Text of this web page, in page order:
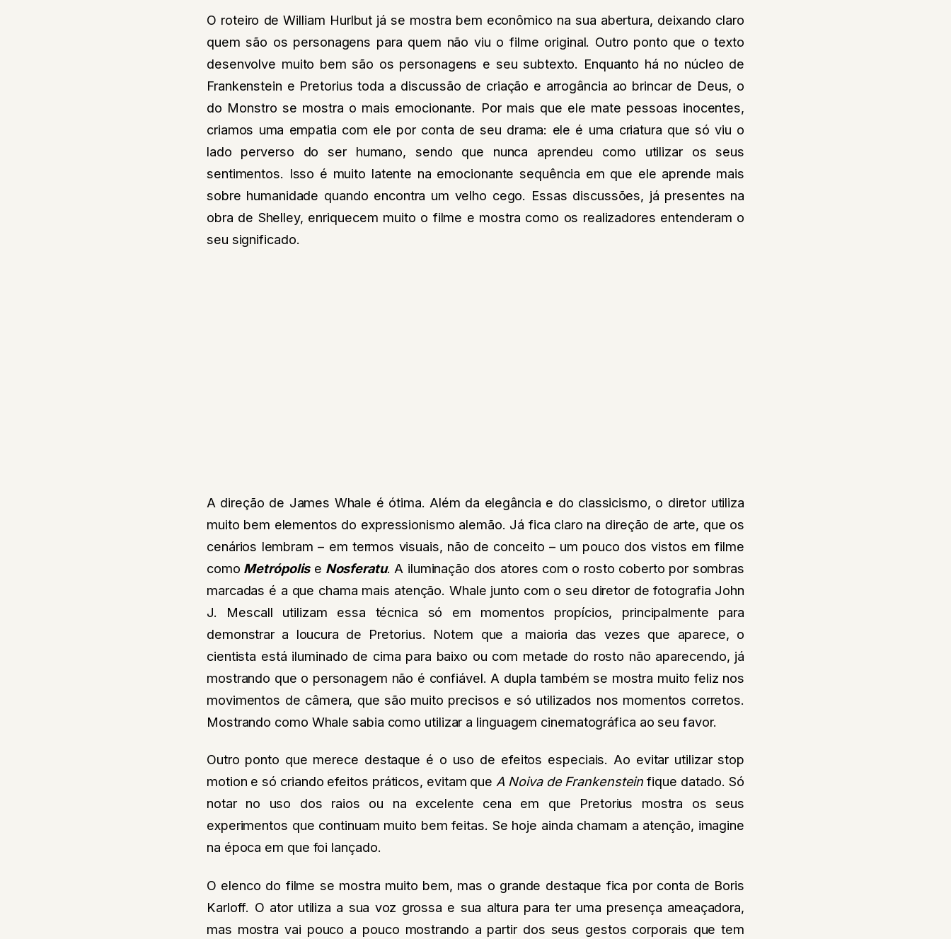
O roteiro de William Hurlbut já se mostra bem econômico na sua abertura, deixando claro
quem são os personagens para quem não viu o filme original. Outro ponto que o texto
desenvolve muito bem são os personagens e seu subtexto. Enquanto há no núcleo de
Frankenstein e Pretorius toda a discussão de criação e arrogância ao brincar de Deus, o
do Monstro se mostra o mais emocionante. Por mais que ele mate pessoas inocentes,
criamos uma empatia com ele por conta de seu drama: ele é uma criatura que só viu o
lado perverso do ser humano, sendo que nunca aprendeu como utilizar os seus
sentimentos. Isso é muito latente na emocionante sequência em que ele aprende mais
sobre humanidade quando encontra um velho cego. Essas discussões, já presentes na
obra de Shelley, enriquecem muito o filme e mostra como os realizadores entenderam o
seu significado.
A direção de James Whale é ótima. Além da elegância e do classicismo, o diretor utiliza
muito bem elementos do expressionismo alemão. Já fica claro na direção de arte, que os
cenários lembram – em termos visuais, não de conceito – um pouco dos vistos em filme
como Metrópolise Nosferatu. A iluminação dos atores com o rosto coberto por sombras
marcadas é a que chama mais atenção. Whale junto com o seu diretor de fotografia John
J. Mescall utilizam essa técnica só em momentos propícios, principalmente para
demonstrar a loucura de Pretorius. Notem que a maioria das vezes que aparece, o
cientista está iluminado de cima para baixo ou com metade do rosto não aparecendo, já
mostrando que o personagem não é confiável. A dupla também se mostra muito feliz nos
movimentos de câmera, que são muito precisos e só utilizados nos momentos corretos.
Mostrando como Whale sabia como utilizar a linguagem cinematográfica ao seu favor.
Outro ponto que merece destaque é o uso de efeitos especiais. Ao evitar utilizar stop
motion e só criando efeitos práticos, evitam que A Noiva de Frankenstein fique datado. Só
notar no uso dos raios ou na excelente cena em que Pretorius mostra os seus
experimentos que continuam muito bem feitas. Se hoje ainda chamam a atenção, imagine
na época em que foi lançado.
O elenco do filme se mostra muito bem, mas o grande destaque fica por conta de Boris
Karloff. O ator utiliza a sua voz grossa e sua altura para ter uma presença ameaçadora,
mas mostra vai pouco a pouco mostrando a partir dos seus gestos corporais que tem